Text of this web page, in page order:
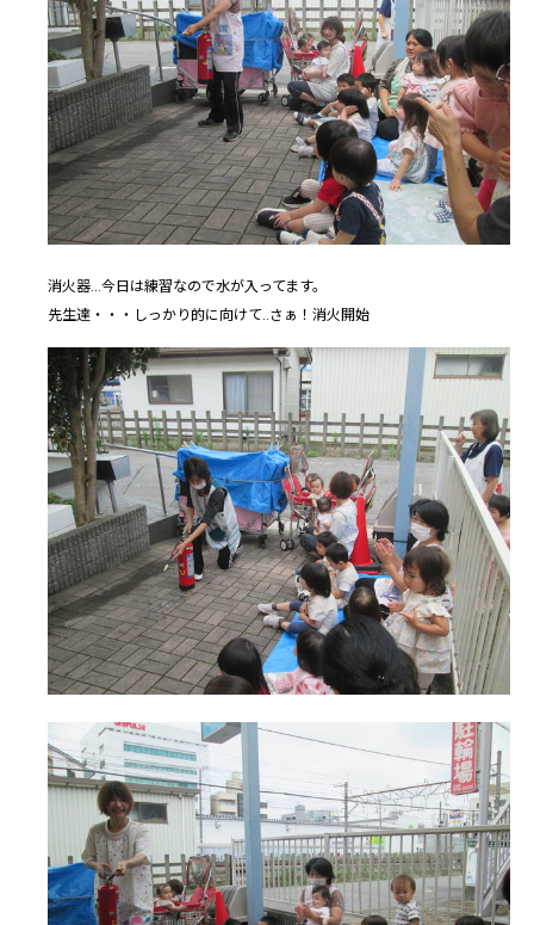
消火器...今日は練習なので水が入ってます。
先生達・・・しっかり的に向けて..さぁ！消火開始